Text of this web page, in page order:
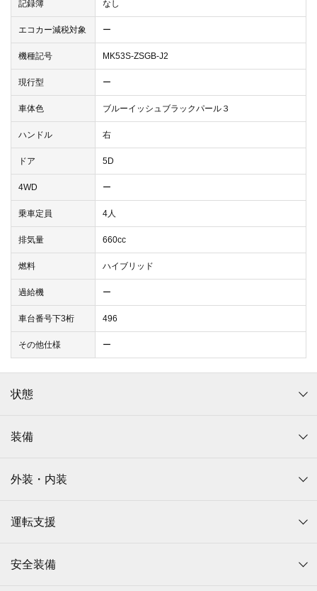
記録簿 なし
エコカー減税対象 ー
機種記号 MK53S-ZSGB-J2
現行型 ー
車体色 ブルーイッシュブラックパール３
ハンドル 右
ドア 5D
4WD ー
乗車定員 4人
排気量 660cc
燃料 ハイブリッド
過給機 ー
車台番号下3桁 496
その他仕様 ー
状態
装備
外装・内装
運転支援
安全装備